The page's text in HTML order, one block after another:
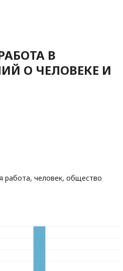
В
О ЧЕЛОВЕКЕ И
работа, человек, общество